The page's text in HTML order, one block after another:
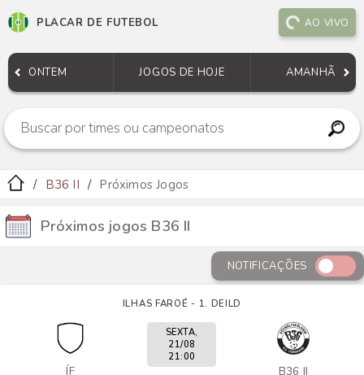
PLACAR DE FUTEBOL AO VIVO
ONTEM JOGOS DE HOJE AMANHÃ
B36 II Próximos Jogos
Próximos jogos B36 II
NOTIFICAÇÕES
ILHAS FAROÉ - 1. DEILD
ÍF B36 II
SEXTA,
21/08
21:00